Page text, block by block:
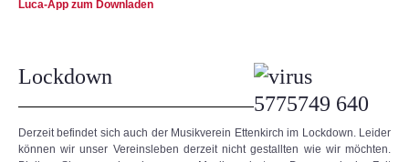
Luca-App zum Downladen
Lockdown
Derzeit befindet sich auch der Musikverein Ettenkirch im Lockdown. Leider
können wir unser Vereinsleben derzeit nicht gestallten wie wir möchten.